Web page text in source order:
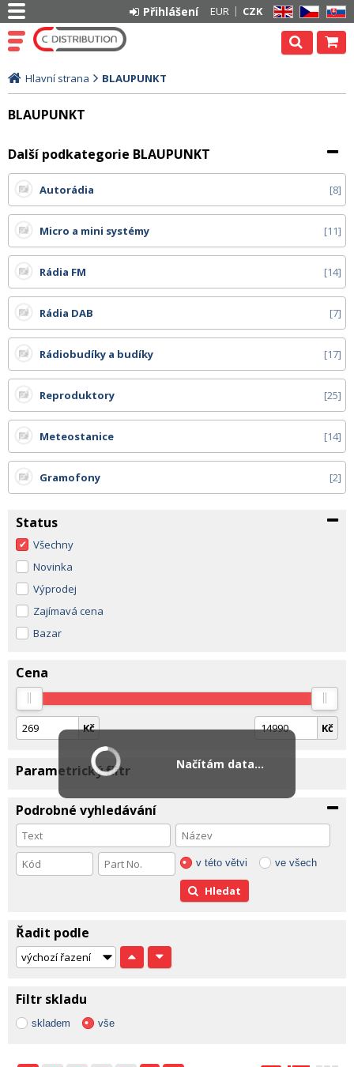
EN CZ SK
EUR CZK
Přihlášení
Hlavní strana BLAUPUNKT
BLAUPUNKT
Další podkategorie BLAUPUNKT
Autorádia 8
Micro a mini systémy 11
Rádia FM 14
Rádia DAB 7
Rádiobudíky a budíky 17
Reproduktory 25
Meteostanice 14
Gramofony 2
Status
Všechny
Novinka
Výprodej
Zajímavá cena
Bazar
Cena
Kč Kč
Parametrický filtr
Podrobné vyhledávání
v této větvi ve všech
Hledat
Řadit podle
Filtr skladu
skladem vše
Načítám data...